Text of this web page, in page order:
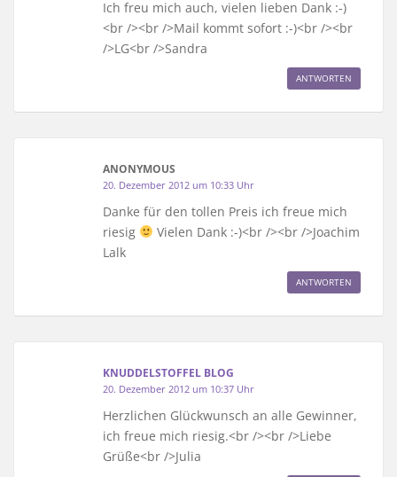
Ich freu mich auch, vielen lieben Dank :-)
<br /><br />Mail kommt sofort :-)<br /><br
/>LG<br />Sandra
ANTWORTEN
ANONYMOUS
20. Dezember 2012 um 10:33 Uhr
Danke für den tollen Preis ich freue mich
riesig
Vielen Dank :-)<br /><br />Joachim
Lalk
ANTWORTEN
KNUDDELSTOFFEL BLOG
20. Dezember 2012 um 10:37 Uhr
Herzlichen Glückwunsch an alle Gewinner,
ich freue mich riesig.<br /><br />Liebe
Grüße<br />Julia